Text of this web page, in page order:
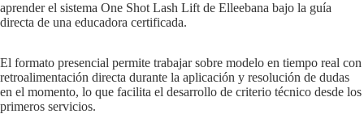
aprender el sistema One Shot Lash Lift de Elleebana bajo la guía
directa de una educadora certificada.
El formato presencial permite trabajar sobre modelo en tiempo real con
retroalimentación directa durante la aplicación y resolución de dudas
en el momento, lo que facilita el desarrollo de criterio técnico desde los
primeros servicios.